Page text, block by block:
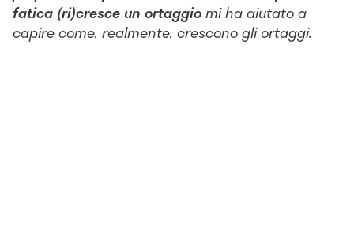
fatica (ri)cresce un ortaggiomi ha aiutato a
capire come, realmente, crescono gli ortaggi.